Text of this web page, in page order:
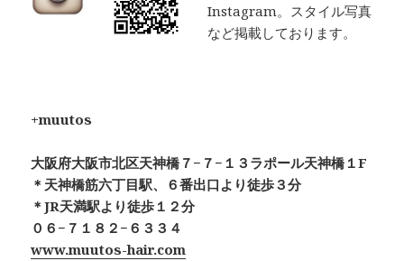
Instagram。スタイル写真
など掲載しております。
+muutos
大阪府大阪市北区天神橋７−７−１３ラポール天神橋１F
＊天神橋筋六丁目駅、６番出口より徒歩３分
＊JR天満駅より徒歩１２分
０６−７１８２−６３３４
www.muutos-hair.com